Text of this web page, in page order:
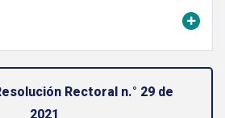
Rectoral n.° 29 de
2021